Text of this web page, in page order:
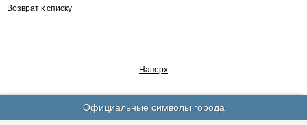
Возврат к списку
Наверх
Официальные символы города